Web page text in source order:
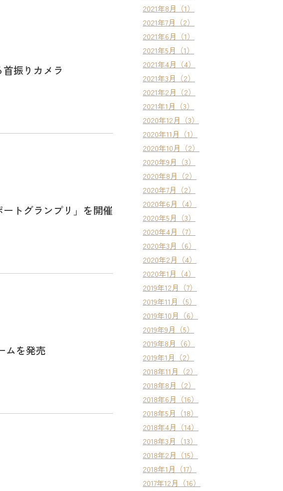
振りカメラ
トグランプリ」を開催
ムを発売
2021年8月（1）
2021年7月（2）
2021年6月（1）
2021年5月（1）
2021年4月（4）
2021年3月（2）
2021年2月（2）
2021年1月（3）
2020年12月（3）
2020年11月（1）
2020年10月（2）
2020年9月（3）
2020年8月（2）
2020年7月（2）
2020年6月（4）
2020年5月（3）
2020年4月（7）
2020年3月（6）
2020年2月（4）
2020年1月（4）
2019年12月（7）
2019年11月（5）
2019年10月（6）
2019年9月（5）
2019年8月（6）
2019年1月（2）
2018年11月（2）
2018年8月（2）
2018年6月（16）
2018年5月（18）
2018年4月（14）
2018年3月（13）
2018年2月（15）
2018年1月（17）
2017年12月（16）